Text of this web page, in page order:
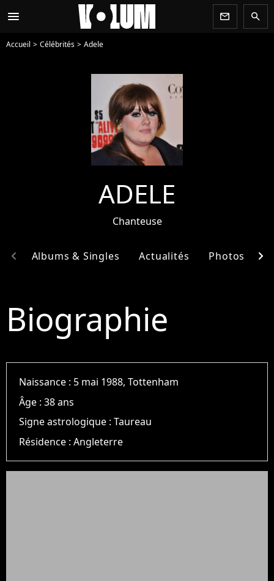
menu newsletter search
Accueil Célébrités Adele
ADELE
Chanteuse
Albums & Singles Actualités Photos
chevron_left chevron_right
Biographie
Naissance : 5 mai 1988, Tottenham
Âge :38 ans
Signe astrologique :Taureau
Résidence :Angleterre